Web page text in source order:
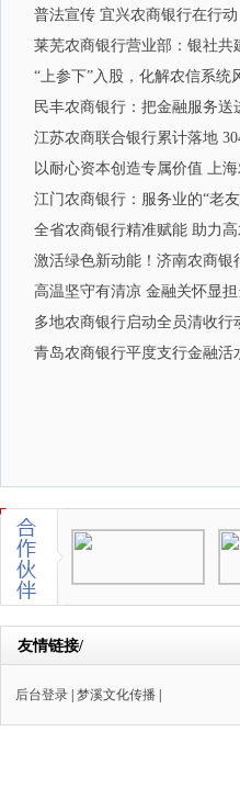
普法宣传 宜兴农商银行在行动
莱芜农商银行营业部：银社
“上参下”入股，化解农信系统
民丰农商银行：把金融服务送
江苏农商联合银行累计落地
以耐心资本创造专属价值 上
江门农商银行：服务业的“老
全省农商银行精准赋能 助力
激活绿色新动能！济南农商
高温坚守有清凉 金融关怀显
多地农商银行启动全员清收
青岛农商银行平度支行金融活
友情链接/
后台登录 梦溪文化传播